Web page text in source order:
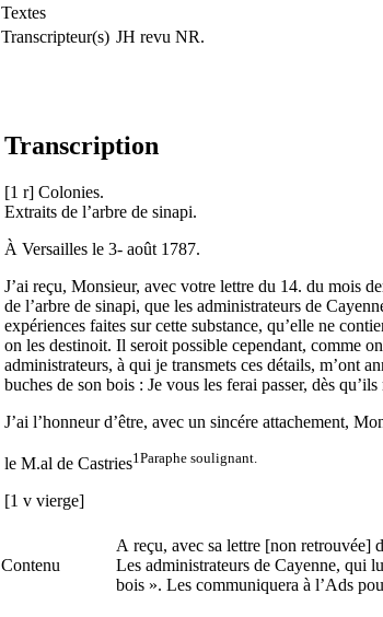
Textes
Transcripteur(s) JH revu NR.
Transcription
[1 r] Colonies.
Extraits de l’arbre de sinapi.
À Versailles le 3- août 1787.
J’ai reçu, Monsieur, avec votre lettre du 14. du mois
de l’arbre de sinapi, que les administrateurs de
expériences faites sur cette substance, qu’elle ne
on les destinoit. Il seroit possible cependant, comme
administrateurs, à qui je transmets ces détails, m’ont
buches de son bois : Je vous les ferai passer, dès
J’ai l’honneur d’être, avec un sincére attachement,
le M.al de Castries1 Paraphe soulignant.
[1 v vierge]
Contenu
A reçu, avec sa lettre [non retrouvée]
Les administrateurs de Cayenne, qui
bois ». Les communiquera à l’Ads